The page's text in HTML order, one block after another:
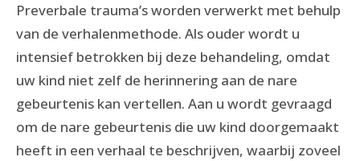
Preverbale trauma’s worden verwerkt met behulp
van de verhalenmethode. Als ouder wordt u
intensief betrokken bij deze behandeling, omdat
uw kind niet zelf de herinnering aan de nare
gebeurtenis kan vertellen. Aan u wordt gevraagd
om de nare gebeurtenis die uw kind doorgemaakt
heeft in een verhaal te beschrijven, waarbij zoveel